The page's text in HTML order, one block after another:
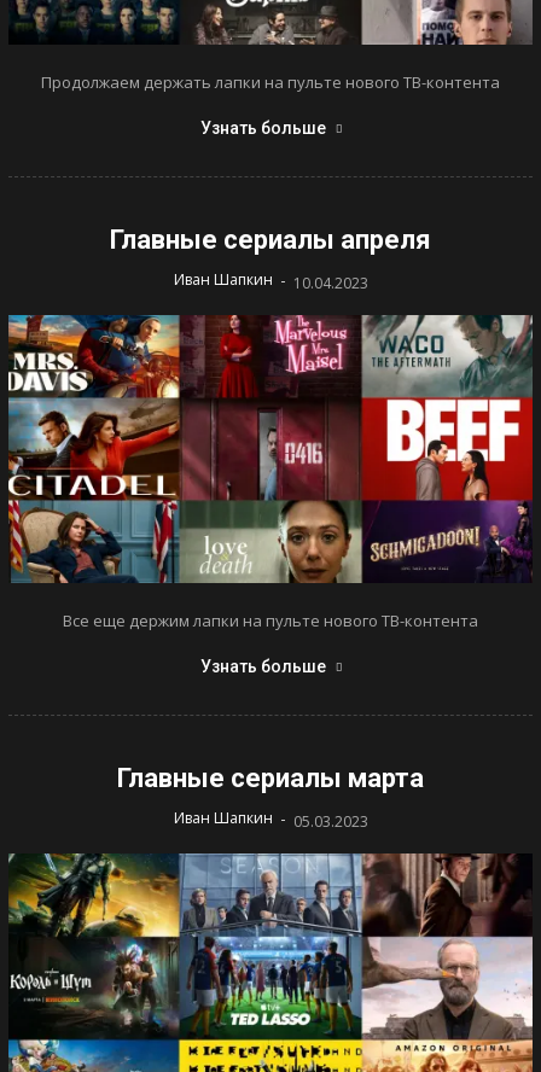
Продолжаем держать лапки на пульте нового ТВ-контента
Узнать больше
Главные сериалы апреля
Иван Шапкин - 10.04.2023
Все еще держим лапки на пульте нового ТВ-контента
Узнать больше
Главные сериалы марта
Иван Шапкин - 05.03.2023